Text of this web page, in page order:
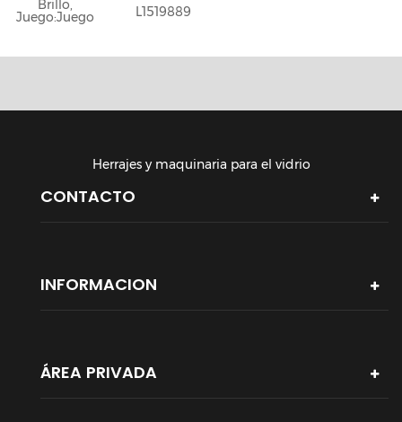
L1519889
Herrajes y maquinaria para el vidrio
CONTACTO
INFORMACION
ÁREA PRIVADA